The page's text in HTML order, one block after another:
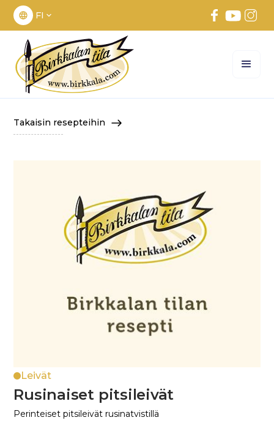
FI
Takaisin resepteihin
Leivät
Rusinaiset pitsileivät
Perinteiset pitsileivät rusinatvistillä